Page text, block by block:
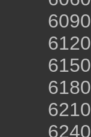
6090
6120
6150
6180
6210
6240